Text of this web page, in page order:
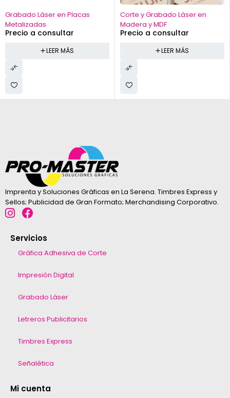
Grabado Láser en Placas
Metalizadas
Precio a consultar
LEER MÁS
Corte y Grabado Láser en
Madera y MDF
Precio a consultar
LEER MÁS
Imprenta y Soluciones Gráficas en La Serena. Timbres Express y
Sellos; Publicidad de Gran Formato; Merchandising Corporativo.
Servicios
Gráfica Adhesiva de Corte
Impresión Digital
Grabado Láser
Letreros Publicitarios
Timbres Express
Señalética
Mi cuenta